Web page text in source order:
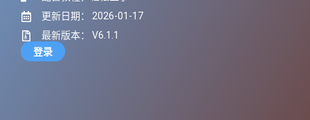
更新日期： 2026-01-17
最新版本： V6.1.1
登录